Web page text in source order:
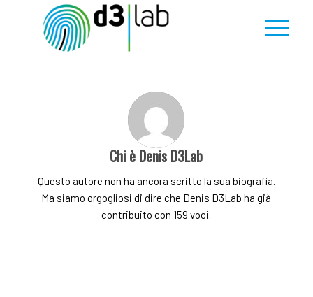
Chi è Denis D3Lab
Questo autore non ha ancora scritto la sua biografia.
Ma siamo orgogliosi di dire che Denis D3Lab ha già
contribuito con 159 voci.